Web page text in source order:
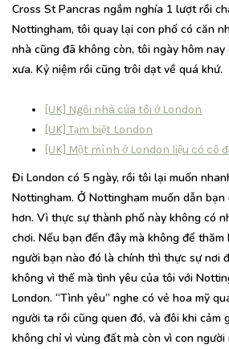
Cross St Pancras ngắm nghía 1 lượt rồi
Nottingham, tôi quay lại con phố có căn
nhà cũng đã không còn, tôi ngày hôm
xưa. Kỷ niệm rồi cũng trôi dạt về quá khứ.
[UK] Ngôi nhà của tôi ở London
[UK] Tạm biệt London
[UK] Một mình ở London liệu có cô
Đi London có 5 ngày, rồi tôi lại muốn
Nottingham. Ở Nottingham muốn dẫn
hơn. Vì thực sự thành phố này không có
chơi. Nếu bạn đến đây mà không để thăm
người bạn nào đó là chính thì thực sự nơi
không vì thế mà tình yêu của tôi với
London. “Tình yêu” nghe có vẻ hoa mỹ
người ta rồi cũng quen đó, và đôi khi cảm
không chỉ vì vùng đất mà còn vì con